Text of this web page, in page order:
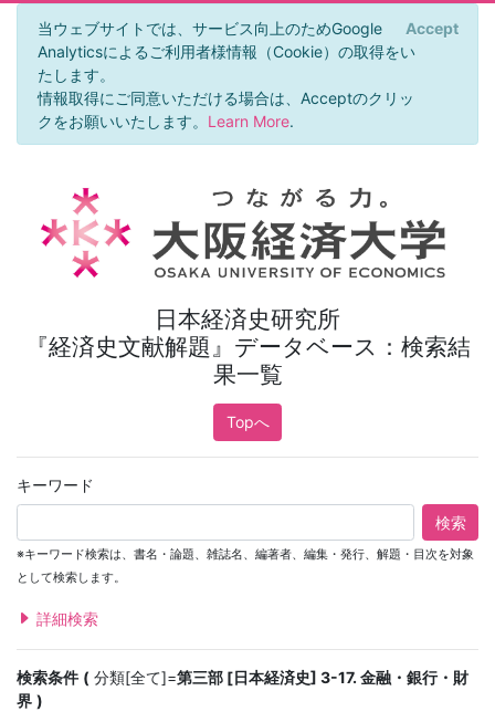
当ウェブサイトでは、サービス向上のためGoogle
Analyticsによるご利用者様情報（Cookie）の取得をい
たします。
情報取得にご同意いただける場合は、Acceptのクリッ
クをお願いいたします。 Learn More.
Accept
日本経済史研究所
『経済史文献解題』データベース：検索結
果一覧
Topへ
キーワード
検索
※キーワード検索は、書名・論題、雑誌名、編著者、編集・発行、解題・目次を対象
として検索します。
詳細検索
検索条件 分類[全て]=第三部 [日本経済史] 3-17. 金融・銀行・財
界
×